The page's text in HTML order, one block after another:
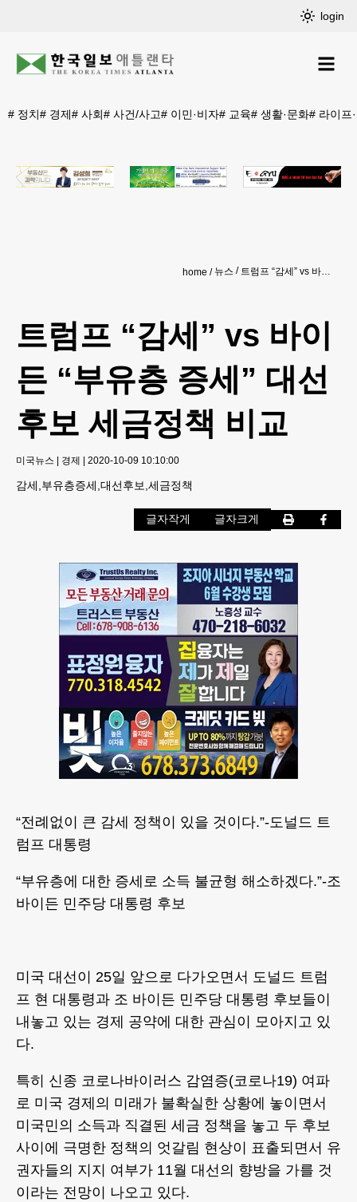
login
# 정치# 경제# 사회# 사건/사고# 이민·비자# 교육# 생활·문화# 라이프
home 뉴스 트럼프 “감세” vs 바이든 “부유층 증세” 대선후보 세금정책 비교
트럼프 “감세” vs 바이
든 “부유층 증세” 대선
후보 세금정책 비교
미국뉴스 | 경제 | 2020-10-09 10:10:00
감세,부유층증세,대선후보,세금정책
글자작게 글자크게
“전례없이 큰 감세 정책이 있을 것이다.”-도널드 트
럼프 대통령
“부유층에 대한 증세로 소득 불균형 해소하겠다.”-조
바이든 민주당 대통령 후보
미국 대선이 25일 앞으로 다가오면서 도널드 트럼
프 현 대통령과 조 바이든 민주당 대통령 후보들이
내놓고 있는 경제 공약에 대한 관심이 모아지고 있
다.
특히 신종 코로나바이러스 감염증(코로나19) 여파
로 미국 경제의 미래가 불확실한 상황에 놓이면서
미국민의 소득과 직결된 세금 정책을 놓고 두 후보
사이에 극명한 정책의 엇갈림 현상이 표출되면서 유
권자들의 지지 여부가 11월 대선의 향방을 가를 것
이라는 전망이 나오고 있다.